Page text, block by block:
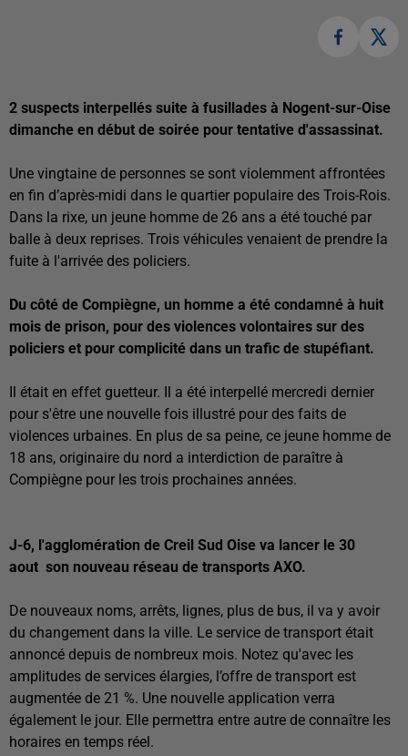
2 suspects interpellés suite à fusillades à Nogent-sur-Oise
dimanche en début de soirée pour tentative d'assassinat.
Une vingtaine de personnes se sont violemment affrontées
en fin d’après-midi dans le quartier populaire des Trois-Rois.
Dans la rixe, un jeune homme de 26 ans a été touché par
balle à deux reprises. Trois véhicules venaient de prendre la
fuite à l'arrivée des policiers.
Du côté de Compiègne, un homme a été condamné à huit
mois de prison, pour des violences volontaires sur des
policiers et pour complicité dans un trafic de stupéfiant.
Il était en effet guetteur. Il a été interpellé mercredi dernier
pour s'être une nouvelle fois illustré pour des faits de
violences urbaines. En plus de sa peine, ce jeune homme de
18 ans, originaire du nord a interdiction de paraître à
Compiègne pour les trois prochaines années.
J-6, l'agglomération de Creil Sud Oise va lancer le 30
aout son nouveau réseau de transports AXO.
De nouveaux noms, arrêts, lignes, plus de bus, il va y avoir
du changement dans la ville. Le service de transport était
annoncé depuis de nombreux mois. Notez qu'avec les
amplitudes de services élargies, l’offre de transport est
augmentée de 21 %. Une nouvelle application verra
également le jour. Elle permettra entre autre de connaître les
horaires en temps réel.